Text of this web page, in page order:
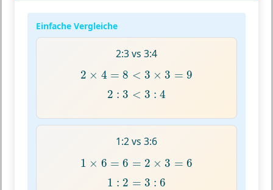
Einfache Vergleiche
2:3 vs 3:4
2 × 4 = 8 < 3 × 3 = 9
2 ×4 =8 <3× 3=9
2 : 3 < 3 : 4
2:3 <3:4
1:2 vs 3:6
1 × 6 = 6 = 2 × 3 = 6
1×6 =6=2× 3=6
1 : 2 = 3 : 6
1:2=3:6